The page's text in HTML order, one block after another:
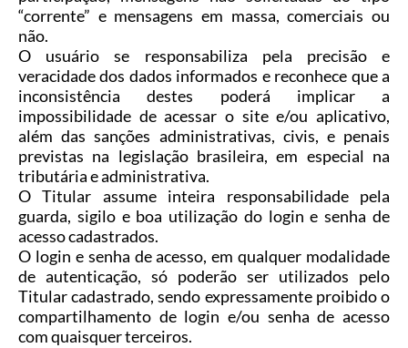
“corrente” e mensagens em massa, comerciais ou
não.
O usuário se responsabiliza pela precisão e
veracidade dos dados informados e reconhece que a
inconsistência destes poderá implicar a
impossibilidade de acessar o site e/ou aplicativo,
além das sanções administrativas, civis, e penais
previstas na legislação brasileira, em especial na
tributária e administrativa.
O Titular assume inteira responsabilidade pela
guarda, sigilo e boa utilização do login e senha de
acesso cadastrados.
O login e senha de acesso, em qualquer modalidade
de autenticação, só poderão ser utilizados pelo
Titular cadastrado, sendo expressamente proibido o
compartilhamento de login e/ou senha de acesso
com quaisquer terceiros.